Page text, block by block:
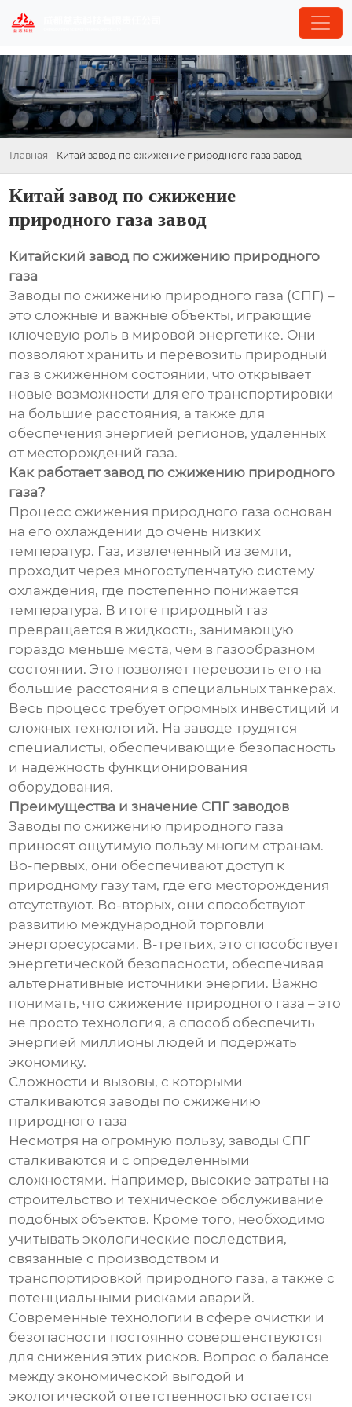
Главная - Китай завод по сжижение природного газа завод
Китай завод по сжижение
природного газа завод
Китайский завод по сжижению природного
газа
Заводы по сжижению природного газа (СПГ) –
это сложные и важные объекты, играющие
ключевую роль в мировой энергетике. Они
позволяют хранить и перевозить природный
газ в сжиженном состоянии, что открывает
новые возможности для его транспортировки
на большие расстояния, а также для
обеспечения энергией регионов, удаленных
от месторождений газа.
Как работает завод по сжижению природного
газа?
Процесс сжижения природного газа основан
на его охлаждении до очень низких
температур. Газ, извлеченный из земли,
проходит через многоступенчатую систему
охлаждения, где постепенно понижается
температура. В итоге природный газ
превращается в жидкость, занимающую
гораздо меньше места, чем в газообразном
состоянии. Это позволяет перевозить его на
большие расстояния в специальных танкерах.
Весь процесс требует огромных инвестиций и
сложных технологий. На заводе трудятся
специалисты, обеспечивающие безопасность
и надежность функционирования
оборудования.
Преимущества и значение СПГ заводов
Заводы по сжижению природного газа
приносят ощутимую пользу многим странам.
Во-первых, они обеспечивают доступ к
природному газу там, где его месторождения
отсутствуют. Во-вторых, они способствуют
развитию международной торговли
энергоресурсами. В-третьих, это способствует
энергетической безопасности, обеспечивая
альтернативные источники энергии. Важно
понимать, что сжижение природного газа – это
не просто технология, а способ обеспечить
энергией миллионы людей и подержать
экономику.
Сложности и вызовы, с которыми
сталкиваются заводы по сжижению
природного газа
Несмотря на огромную пользу, заводы СПГ
сталкиваются и с определенными
сложностями. Например, высокие затраты на
строительство и техническое обслуживание
подобных объектов. Кроме того, необходимо
учитывать экологические последствия,
связанные с производством и
транспортировкой природного газа, а также с
потенциальными рисками аварий.
Современные технологии в сфере очистки и
безопасности постоянно совершенствуются
для снижения этих рисков. Вопрос о балансе
между экономической выгодой и
экологической ответственностью остается